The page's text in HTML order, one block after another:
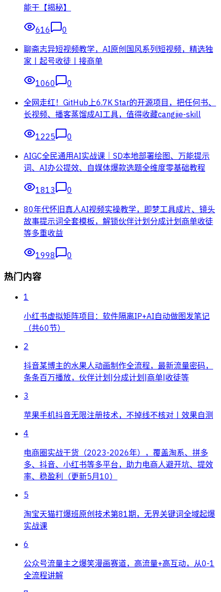
能干【揭秘】
616
0
聊斋志异短视频教学，AI原创国风系列短视频，精选独
家丨起号收徒丨接商单
1060
0
全网走红！GitHub上6.7K Star的开源项目，把任何书、
长视频、播客蒸馏成AI工具，值得收藏cangjie-skill
1225
0
AIGC全民通用AI实战课｜SD本地部署绘图、万能提示
词、AI办公提效、自媒体爆款选题全维度零基础教程
1813
0
80年代怀旧真人AI视频实操教学，即梦工具成片、镜头
故事提示词全套模板，解锁伙伴计划分成计划商单收徒
等多重收益
1998 0
热门内容
1
小红书虚拟矩阵项目：软件隔离IP+AI自动做图发笔记
（共60节）
2
抖音某博主的水果人动画制作全流程，最新流量密码，
条条百万播放，伙伴计划|分成计划|商单|收徒等
3
苹果手机抖音无限注册技术，不掉线不核对丨效果自测
4
电商圈实战干货（2023-2026年），覆盖淘系、拼多
多、抖音、小红书等多平台，助力电商人避开坑、提效
率、稳盈利（更新5月10）
5
淘宝天猫打爆班原创技术第81期，无界关键词全域起爆
实战课
6
公众号流量主之爆笑漫画赛道，高流量+高互动，从0-1
全流程讲解